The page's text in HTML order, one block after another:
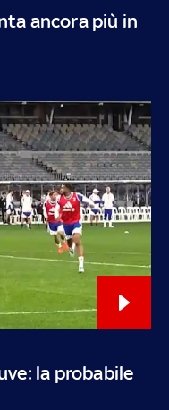
ancora più in
la probabile